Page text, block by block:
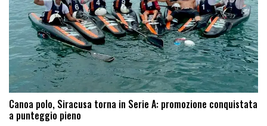
Canoa polo, Siracusa torna in Serie A: promozione conquistata
a punteggio pieno